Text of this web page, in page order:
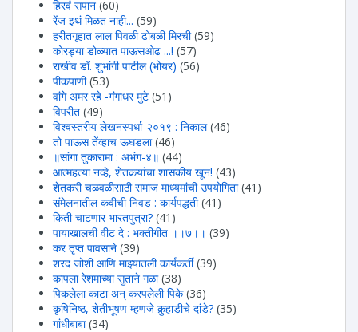
हिरवंं सपान (60)
रेंज इथं मिळत नाही... (59)
हरीतगृहात लाल पिवळी ढोबळी मिरची (59)
कोरड्या डोळ्यात पाऊसओढ ...! (57)
राखीव डॉ. शुभांगी पाटील (भोयर) (56)
पीकपाणी (53)
वांगे अमर रहे -गंगाधर मुटे (51)
विपरीत (49)
विश्वस्तरीय लेखनस्पर्धा-२०१९ : निकाल (46)
तो पाऊस तेंव्हाच ऊघडला (46)
॥सांगा तुकारामा : अभंग-४॥ (44)
आत्महत्या नव्हे, शेतकर्‍यांचा शासकीय खून! (43)
शेतकरी चळवळीसाठी समाज माध्यमांची उपयोगिता (41)
संमेलनातील कवीची निवड : कार्यपद्धती (41)
किती चाटणार भारतपुत्रा? (41)
पायाखालची वीट दे : भक्तीगीत ।।७।। (39)
कर तृप्त पावसाने (39)
शरद जोशी आणि माझ्यातली कार्यकर्ती (39)
कापला रेशमाच्या सुताने गळा (38)
पिकलेला काटा अन् करपलेली पिके (36)
कृषिनिष्ठ, शेतीभूषण म्हणजे कुर्‍हाडीचे दांडे? (35)
गांधीबाबा (34)